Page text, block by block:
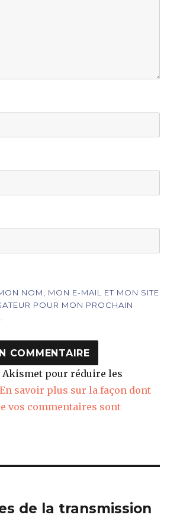
NOM, MON E-MAIL ET MON SITE
POUR MON PROCHAIN
Akismet pour réduire les
En savoir plus sur la façon dont
vos commentaires sont
de la transmission